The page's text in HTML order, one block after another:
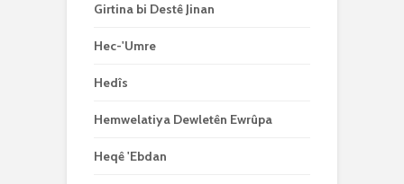
Girtina bi Destê Jinan
Hec-'Umre
Hedîs
Hemwelatiya Dewletên Ewrûpa
Heqê 'Ebdan